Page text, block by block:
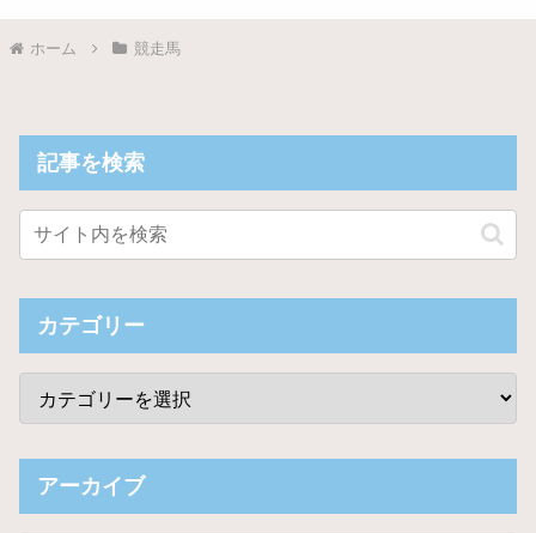
ホーム 競走馬
記事を検索
カテゴリー
アーカイブ